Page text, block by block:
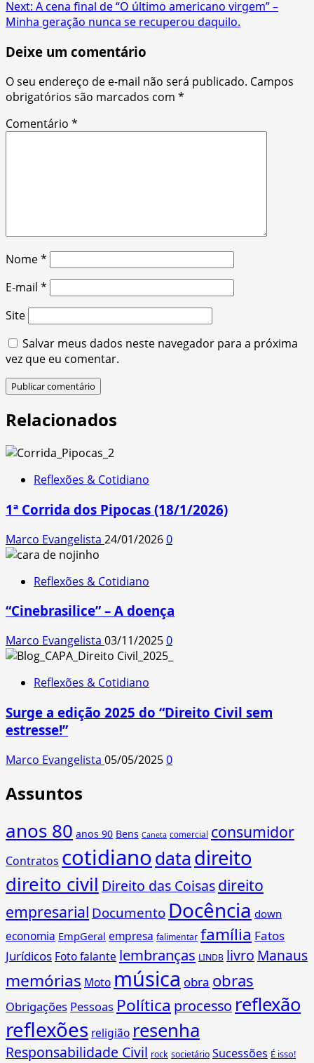
navigation
Next: A cena final de “O último americano virgem” –
Minha geração nunca se recuperou daquilo.
Deixe um comentário
O seu endereço de e-mail não será publicado. Campos
obrigatórios são marcados com *
Comentário *
Nome*
E-mail *
Site
Salvar meus dados neste navegador para a próxima
vez que eu comentar.
Relacionados
Reflexões & Cotidiano
1ª Corrida dos Pipocas (18/1/2026)
Marco Evangelista 24/01/20260
Reflexões & Cotidiano
“Cinebrasilice” – A doença
Marco Evangelista 03/11/20250
Reflexões & Cotidiano
Surge a edição 2025 do “Direito Civil sem
estresse!”
Marco Evangelista 05/05/20250
Assuntos
anos 80 anos 90 Bens Caneta comercial consumidor
Contratos cotidianodata direito
direito civil Direito das Coisasdireito
empresarial Documento Docência down
economia EmpGeral empresa falimentar família Fatos
Jurídicos Foto falante lembranças LINDB livro Manaus
memórias Moto música obra obras
Obrigações Pessoas Política processo reflexão
reflexões religião resenha
Responsabilidade Civil rock societário Sucessões É isso!